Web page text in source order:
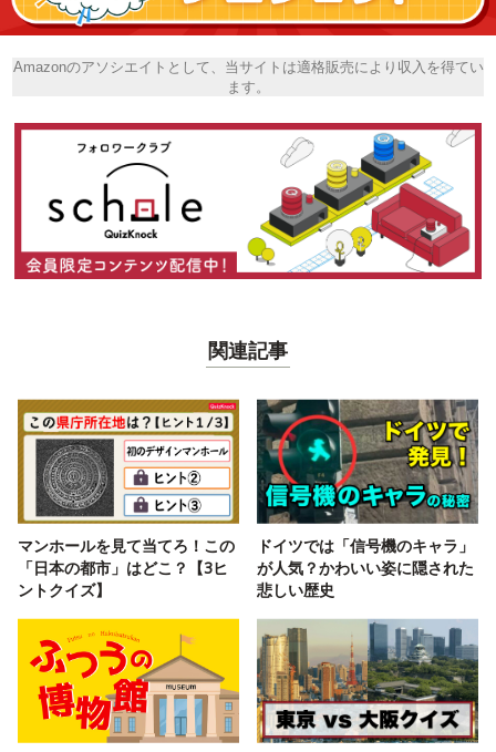
Amazonのアソシエイトとして、当サイトは適格販売により収入を得てい
ます。
関連記事
マンホールを見て当てろ！この
「日本の都市」はどこ？【3ヒ
ントクイズ】
ドイツでは「信号機のキャラ」
が人気？かわいい姿に隠された
悲しい歴史